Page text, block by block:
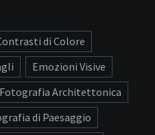
di Colore
Emozioni Visive
Fotografia Architettonica
di Paesaggio